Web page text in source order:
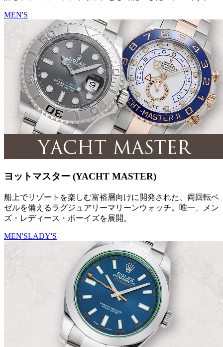
MEN'S
ヨットマスター (YACHT MASTER)
船上でリゾートを楽しむ富裕層向けに開発された、両回転ベ
ゼルを備えるラグジュアリーマリーンウォッチ。唯一、メン
ズ・レディース・ボーイズを展開。
MEN'SLADY'S